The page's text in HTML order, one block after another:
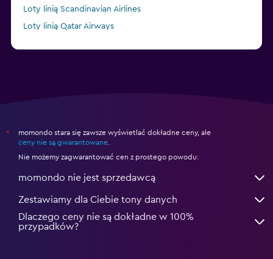
Loty linią Scandinavian Airlines
Loty linią Qatar Airways
*
momondo stara się zawsze wyświetlać dokładne ceny, ale
ceny nie są gwarantowane
Nie możemy zagwarantować cen z prostego powodu:
momondo nie jest sprzedawcą
Zestawiamy dla Ciebie tony danych
Dlaczego ceny nie są dokładne w 100%
przypadków?